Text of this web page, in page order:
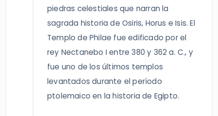
piedras celestiales que narran la
sagrada historia de Osiris, Horus e Isis. El
Templo de Philae fue edificado por el
rey Nectanebo I entre 380 y 362 a. C., y
fue uno de los últimos templos
levantados durante el período
ptolemaico en la historia de Egipto.